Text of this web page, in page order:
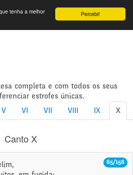
Percebi!
tenha a melhor
completa e com todos os seus
estrofes únicas.
V VI VII VIII IX X
Canto X
65/156